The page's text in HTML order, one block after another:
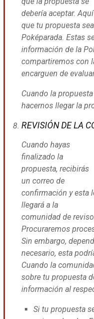
debería aceptar.
que tu propuesta
Poképarada. Estas
información de la
compartiremos con
encarguen de
Cuando la
hacernos llegar la
REVISIÓN DE LA
Cuando hayas
finalizado la
propuesta, recibirás
un correo de
confirmación y esta
llegará a la
comunidad de
Procuraremos
Sin embargo,
necesario, esta
Cuando la
sobre tu propuesta
información al
Si tu propuesta